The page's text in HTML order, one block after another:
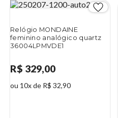
Relógio MONDAINE
feminino analógico quartz
36004LPMVDE1
R$ 329,00
ou 10x de R$ 32,90